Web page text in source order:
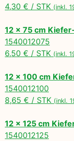
4,30 € / STK (inkl.
12 x 75 cm
1540012075
6,50 € / STK (inkl.
12 x 100 cm
1540012100
8,65 € / STK (inkl.
12 x 125 cm
1540012125